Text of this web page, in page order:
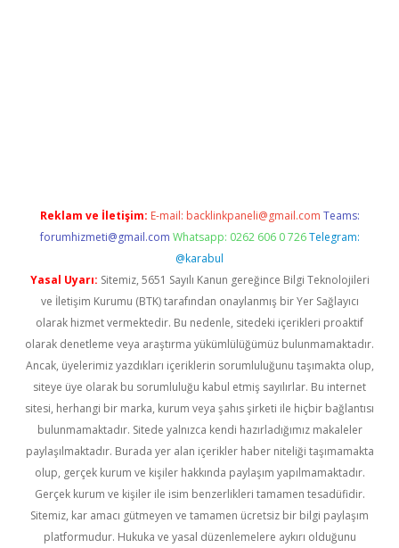
Reklam ve İletişim: E-mail: backlinkpaneli@gmail.com Teams:
forumhizmeti@gmail.com Whatsapp: 0262 606 0 726 Telegram:
@karabul
Yasal Uyarı: Sitemiz, 5651 Sayılı Kanun gereğince Bilgi Teknolojileri
ve İletişim Kurumu (BTK) tarafından onaylanmış bir Yer Sağlayıcı
olarak hizmet vermektedir. Bu nedenle, sitedeki içerikleri proaktif
olarak denetleme veya araştırma yükümlülüğümüz bulunmamaktadır.
Ancak, üyelerimiz yazdıkları içeriklerin sorumluluğunu taşımakta olup,
siteye üye olarak bu sorumluluğu kabul etmiş sayılırlar. Bu internet
sitesi, herhangi bir marka, kurum veya şahıs şirketi ile hiçbir bağlantısı
bulunmamaktadır. Sitede yalnızca kendi hazırladığımız makaleler
paylaşılmaktadır. Burada yer alan içerikler haber niteliği taşımamakta
olup, gerçek kurum ve kişiler hakkında paylaşım yapılmamaktadır.
Gerçek kurum ve kişiler ile isim benzerlikleri tamamen tesadüfidir.
Sitemiz, kar amacı gütmeyen ve tamamen ücretsiz bir bilgi paylaşım
platformudur. Hukuka ve yasal düzenlemelere aykırı olduğunu